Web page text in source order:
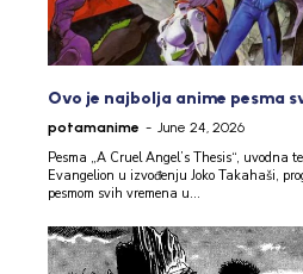
Ovo je najbolja anime pesma
potamanime - June 24, 2026
Pesma „A Cruel Angel’s Thesis“, uvodna
Evangelion u izvođenju Joko Takahaši,
pesmom svih vremena u...